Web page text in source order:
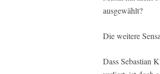
ausgewählt?
Die weitere
Dass Sebastian